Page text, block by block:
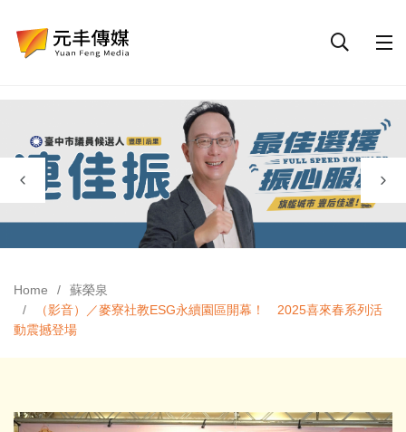
Home
蘇榮泉
（影音）／麥寮社教ESG永續園區開幕！ 2025喜來春系列活
動震撼登場